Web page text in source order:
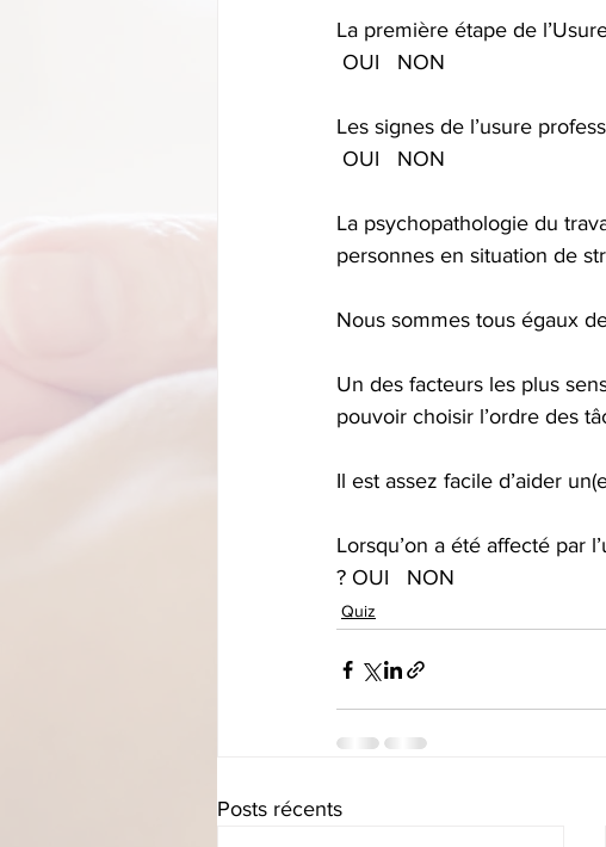
La première étape de
OUI   NON
Les signes de l’usure
OUI   NON
La psychopathologie du
personnes en situation de
Nous sommes tous égaux
Un des facteurs les plus
pouvoir choisir l’ordre des
Il est assez facile d’aider
Lorsqu’on a été affecté par
? OUI   NON
Quiz
Posts récents